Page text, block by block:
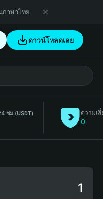
ภาษาไทย
ดาวน์โหลดเลย
ชม.(USDT) ความเสี่
0